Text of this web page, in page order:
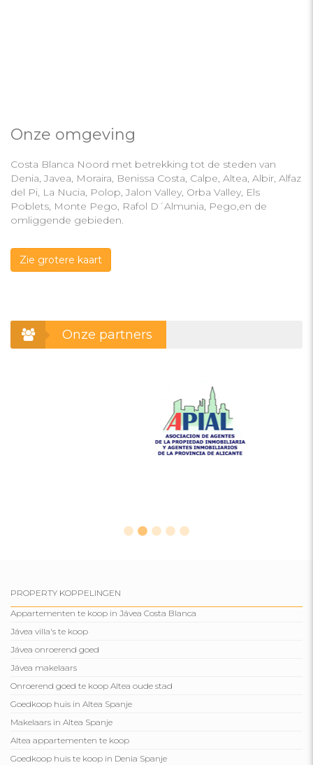
Onze omgeving
Costa Blanca Noord met betrekking tot de steden van
Denia, Javea, Moraira, Benissa Costa, Calpe, Altea, Albir, Alfaz
del Pi, La Nucia, Polop, Jalon Valley, Orba Valley, Els
Poblets, Monte Pego, Rafol D´Almunia, Pego,en de
omliggende gebieden.
Zie grotere kaart
Onze partners
PROPERTY KOPPELINGEN
Appartementen te koop in Jávea Costa Blanca
Jávea villa's te koop
Jávea onroerend goed
Jávea makelaars
Onroerend goed te koop Altea oude stad
Goedkoop huis in Altea Spanje
Makelaars in Altea Spanje
Altea appartementen te koop
Goedkoop huis te koop in Denia Spanje